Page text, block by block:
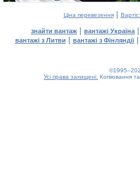
Ціна перевезення|
знайти вантаж | вантажі Україна |
вантажі з Литви | вантажі з Фінляндії|
Усі права захищені. Копіювання